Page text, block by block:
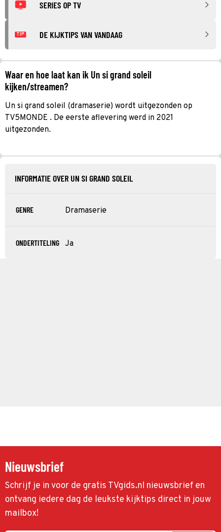
SERIES OP TV
TIP DE KIJKTIPS VAN VANDAAG
Waar en hoe laat kan ik Un si grand soleil
kijken/streamen?
Un si grand soleil (dramaserie) wordt uitgezonden op
TV5MONDE . De eerste aflevering werd in 2021
uitgezonden.
INFORMATIE OVER UN SI GRAND SOLEIL
GENRE Dramaserie
ONDERTITELING Ja
Nieuwsbrief
Schrijf je in voor de gratis TVgids.nl nieuwsbrief en
ontvang iedere dag de leukste kijktips direct in jouw
mailbox!